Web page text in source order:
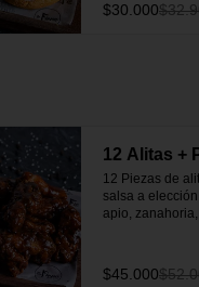
$30.000
12 Alitas +
12 Piezas de
salsa a elección
apio, zanahoria,
$45.000